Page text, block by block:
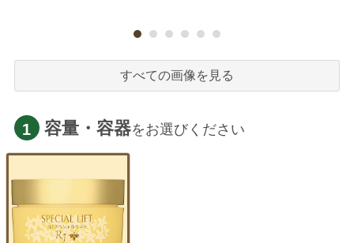
すべての画像を見る
1 容量・容器をお選びください